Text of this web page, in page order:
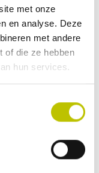
met onze
en analyse. Deze
met andere
of die ze hebben
hun services.
2 m